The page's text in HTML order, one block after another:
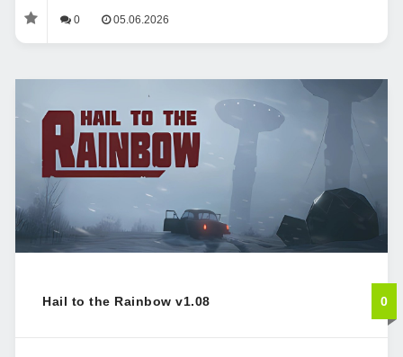
0 05.06.2026
Hail to the Rainbow v1.08 0